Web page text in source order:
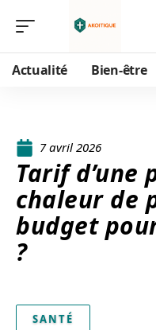
Actualité Bien-être
7 avril 2026
Tarif d’une
chaleur de
budget
?
SANTÉ